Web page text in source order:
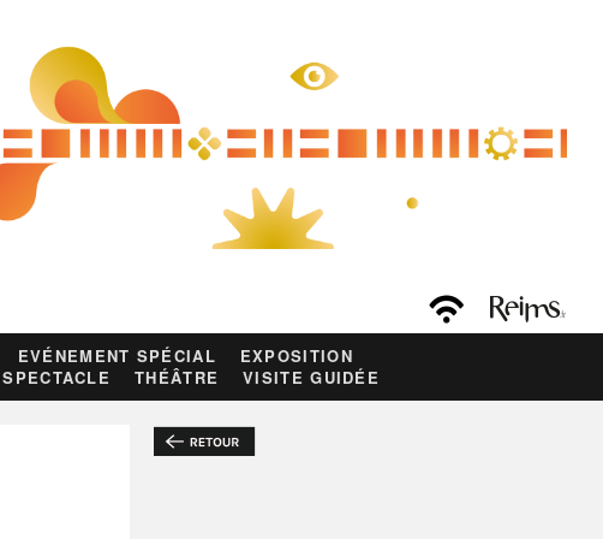
EVÉNEMENT SPÉCIAL
EXPOSITION
SPECTACLE THÉÂTRE VISITE GUIDÉE